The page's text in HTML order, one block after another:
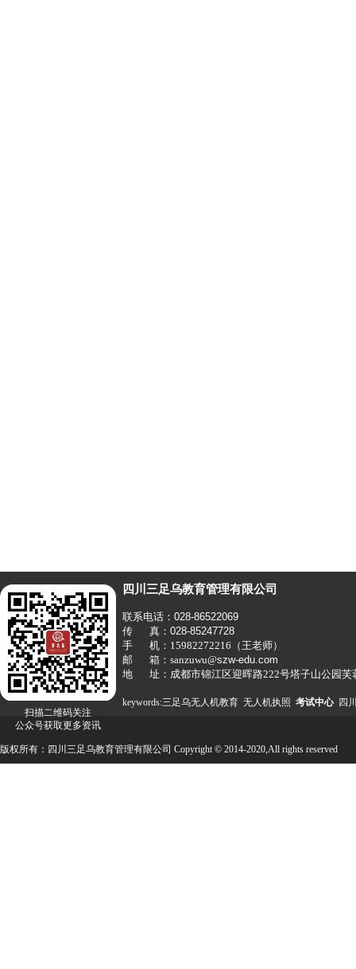
扫描二维码关注
公众号获取更多资讯
版权所有：四川三足乌教育管理有限公司 Copyright © 2014-2020,All rights reserved
四川三足乌教育管理有限公司
联系电话： 028-86522069
传 真： 028-85247728
手 机：15982272216（王老师）
邮 箱：sanzuwu@szw-edu.com
地 址： 成都市锦江区迎晖路222号塔子山公园
keywords:三足乌无人机教育 无人机执照 考试中心 四